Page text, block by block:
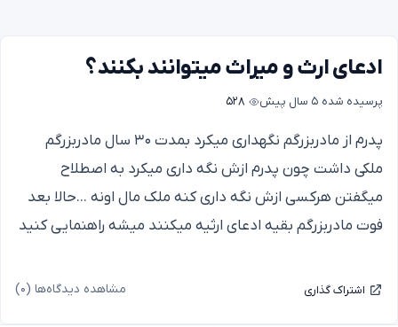
ادعای ارث و میراث میتوانند بکنند؟
پرسیده شده ۵ سال پیش ۵۲۸
پدرم از مادربزرگم نگهداری میکرد بمدت ۳۰ سال مادربزرگم
ملکی داشت چون پدرم ازش نگه داری میکرد به اصطلاح
میگفتن هرکسی ازش نگه داری کنه ملک مال اونه ...حالا بعد
فوت مادربزرگم بقیه ادعای ارثیه میکنند میشه راهنمایی کنید
اشتراک گذاری مشاهده دیدگاه‌ها (۰)